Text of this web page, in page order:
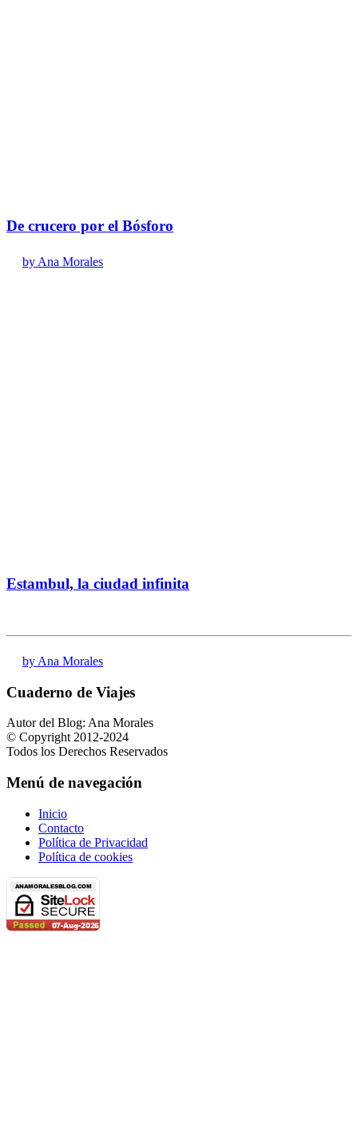
De crucero por el Bósforo
by Ana Morales
Estambul, la ciudad infinita
by Ana Morales
Cuaderno de Viajes
Autor del Blog: Ana Morales
© Copyright 2012-2024
Todos los Derechos Reservados
Menú de navegación
Inicio
Contacto
Política de Privacidad
Política de cookies